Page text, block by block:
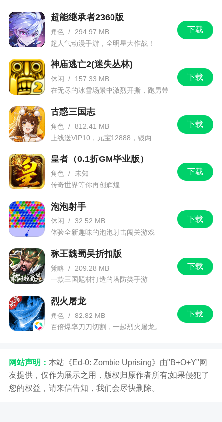
主公和忠臣要杀掉内奸和反贼才能赢得胜利，
反贼只要杀死主公即为胜利(包括内奸杀死主公也算
反贼赢)，而内奸要将反贼和忠臣全部杀死，最后再
2、然后是【体力牌】，这个比较简单，就是我
们的“血”。每个武将的体力值也不尽相同。
三国杀体力牌
3、最后我们就要说【武将牌】了。这也是三国
杀最有意思的地方。三国杀有25个武将。分为魏蜀
吴和群雄4部分。每个武将都不同的技能。主公还有
主公技(曹操，刘备，孙权)，另外4血武将有一个技
能，3血武将有两个技能。在我们选人物时要根据身
能，它会很有效果!
三国杀武将牌
4、除了上面的外，就是军争版了和各个系列。
军争版包括火包，林包，风包，山包。
5、另外三国杀还有模式的区别。可以5人，8人
(这是最基本的)分为标准和军争。还有竞技场等。每
个玩法都不同，只有多玩玩才可以了解其中的规
则。
1、你不是一个人在战斗，结合多种不同的身份
牌，组建顶尖阵容来对战
下载
超能继承者2360版
角色 /
294.97 MB
超人气动漫手游，全明星大作战！
下载
神庙逃亡2(迷失丛林)
休闲 /
157.33 MB
在无尽的冰雪场景中激烈开撕，跑男带
下载
古惑三国志
角色 / 812.41 MB
上线送VIP10，元宝12888，银两
下载
皇者（0.1折GM毕业版）
角色 / 未知
传奇世界等你再创辉煌
下载
泡泡射手
休闲 / 32.52 MB
体验全新趣味的泡泡射击闯关游戏
下载
称王魏蜀吴折扣版
策略 /
209.28 MB
一款三国题材打造的塔防类手游
下载
烈火屠龙
角色 / 82.82 MB
百倍爆率刀刀切割，一起烈火屠龙。
网站声明： 本站《Ed-0: Zombie Uprising》由"B+O+Y"网
友提供，仅作为展示之用，版权归原作者所有;如果侵犯了
您的权益，请来信告知，我们会尽快删除。